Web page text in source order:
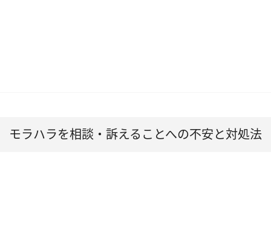
モラハラを相談・訴えることへの不安と対処法